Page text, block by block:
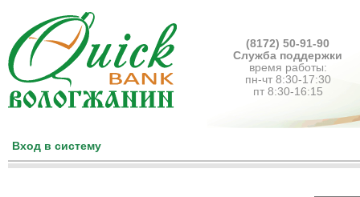
(8172) 50-91-90
Служба поддержки
время работы:
пн-чт 8:30-17:30
пт 8:30-16:15
Вход в систему